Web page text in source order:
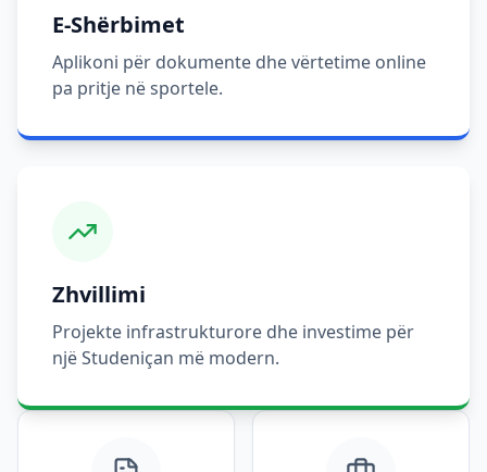
E-Shërbimet
Aplikoni për dokumente dhe vërtetime online
pa pritje në sportele.
Zhvillimi
Projekte infrastrukturore dhe investime për
një Studeniçan më modern.